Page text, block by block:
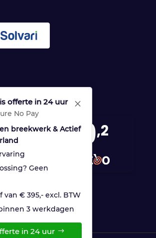
M
offerte in 24 uur
No Pay
breekwerk & Actief
Geen
van € 395,- excl. BTW
3 werkdagen
in 24 uur
9,2
provided by